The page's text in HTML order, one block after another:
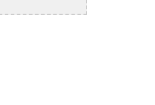
নামকরণে আলোচনা